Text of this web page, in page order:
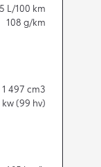
5 L/100 km
108 g/km
1 497 cm3
kw (99 hv)